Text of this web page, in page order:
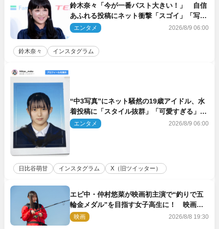
鈴木奈々「今が一番バスト大きい！」 自信
あふれる投稿にネット衝撃「スゴイ」「写真
集を出して欲しい」
エンタメ 2026/8/9 06:00
鈴木奈々 インスタグラム
“中3写真”にネット騒然の19歳アイドル、水
着投稿に「スタイル抜群」「可愛すぎる」と
絶賛の声
エンタメ 2026/8/9 06:00
日比谷萌甘 インスタグラム X（旧ツイッター）
エビ中・仲村悠菜が映画初主演で“釣りで五
輪金メダル”を目指す女子高生に！ 映画
『つりこまち』今秋公開
映画 2026/8/8 19:30